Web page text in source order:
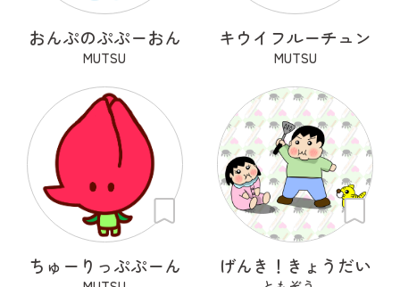
おんぷのぷぷーおん
MUTSU
キウイフルーチュン
MUTSU
ちゅーりっぷぷーん げんき！きょうだい